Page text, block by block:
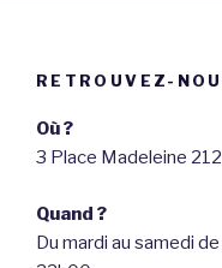
RETROUVEZ-
Où ?
3 Place Madeleine
Quand ?
Du mardi au samedi